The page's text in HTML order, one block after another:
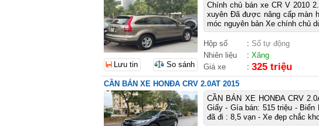
Chính chủ bán xe CR V 2010
xuyên Đã được nâng cấp màn
móc nguyên bản Xe chính chủ
Hộp số : Số tự động
Nhiên liệu
: Xăng
Giá xe
: 325 triệu
Lưu tin So sánh
CẦN BÁN XE HONĐA CRV 2.0AT 2015
CẦN BÁN XE HONĐA CRV
Giấy - Gía bán: 515 triệu -
đã đi : 8,5 vạn - Xe đẹp chắc